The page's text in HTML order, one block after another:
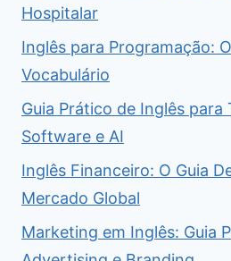
Hospitalar
Inglês para Programação:
Vocabulário
Guia Prático de Inglês para
Software e AI
Inglês Financeiro: O Guia
Mercado Global
Marketing em Inglês: Guia